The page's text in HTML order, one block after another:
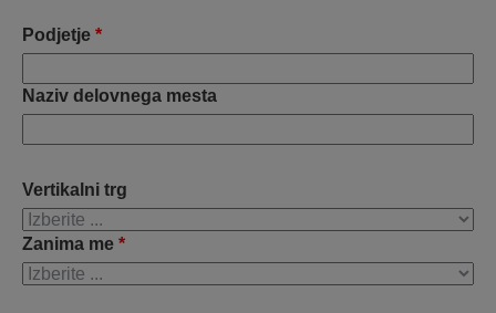
Podjetje *
Naziv delovnega mesta
Vertikalni trg
Zanima me *